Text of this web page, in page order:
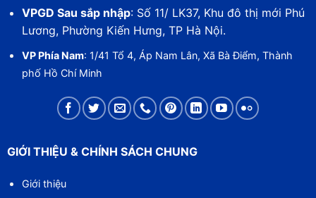
VPGD Sau sắp nhập: Số 11/ LK37, Khu đô thị mới Phú
Lương, Phường Kiến Hưng, TP Hà Nội.
VP Phía Nam: 1/41 Tổ 4, Áp Nam Lân, Xã Bà Điểm, Thành
phố Hồ Chí Minh
GIỚI THIỆU & CHÍNH SÁCH CHUNG
Giới thiệu